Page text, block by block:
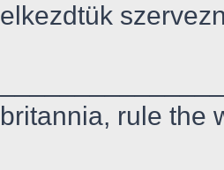
elkezdtük
britannia, rule the